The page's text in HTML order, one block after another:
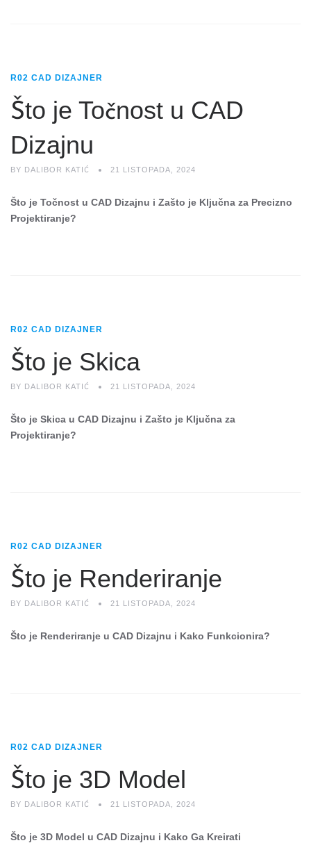
R02 CAD DIZAJNER
Što je Točnost u CAD
Dizajnu
BY DALIBOR KATIĆ 21 LISTOPADA, 2024
Što je Točnost u CAD Dizajnu i Zašto je Ključna za Precizno
Projektiranje?
R02 CAD DIZAJNER
Što je Skica
BY DALIBOR KATIĆ 21 LISTOPADA, 2024
Što je Skica u CAD Dizajnu i Zašto je Ključna za
Projektiranje?
R02 CAD DIZAJNER
Što je Renderiranje
BY DALIBOR KATIĆ 21 LISTOPADA, 2024
Što je Renderiranje u CAD Dizajnu i Kako Funkcionira?
R02 CAD DIZAJNER
Što je 3D Model
BY DALIBOR KATIĆ 21 LISTOPADA, 2024
Što je 3D Model u CAD Dizajnu i Kako Ga Kreirati